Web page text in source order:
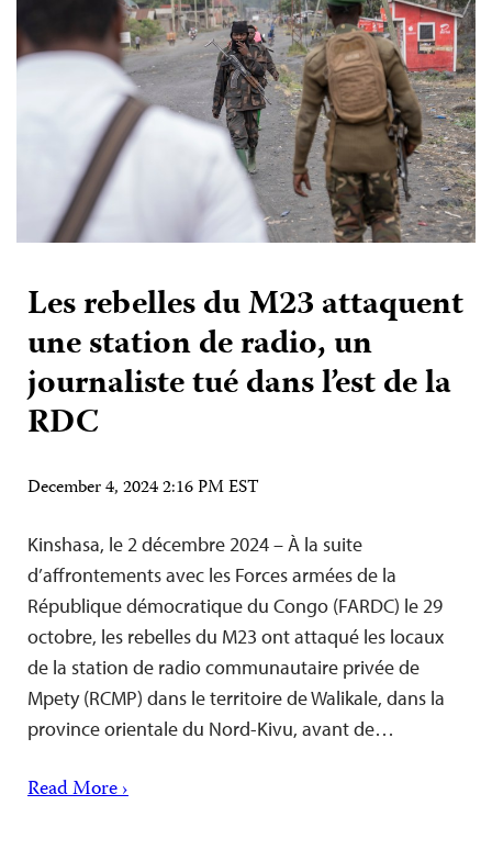
Les rebelles du M23 attaquent
une station de radio, un
journaliste tué dans l’est de la
RDC
December 4, 2024 2:16 PM EST
Kinshasa, le 2 décembre 2024 – À la suite
d’affrontements avec les Forces armées de la
République démocratique du Congo (FARDC) le 29
octobre, les rebelles du M23 ont attaqué les locaux
de la station de radio communautaire privée de
Mpety (RCMP) dans le territoire de Walikale, dans la
province orientale du Nord-Kivu, avant de…
Read More ›